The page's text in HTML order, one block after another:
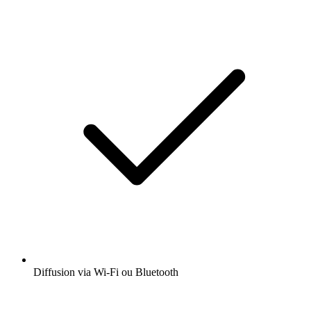
Diffusion via Wi-Fi ou Bluetooth